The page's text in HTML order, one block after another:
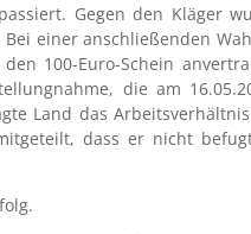
Gegen den Kläger
einer anschließenden
100-Euro-Schein
die am
Land das
dass er nicht